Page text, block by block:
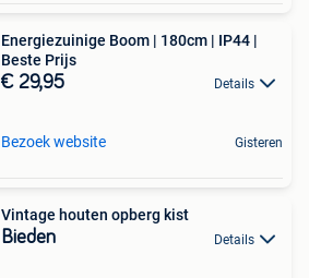
Energiezuinige Boom | 180cm | IP44 |
Beste Prijs
€ 29,95 Details
Bezoek website Gisteren
Vintage houten opberg kist
Bieden Details